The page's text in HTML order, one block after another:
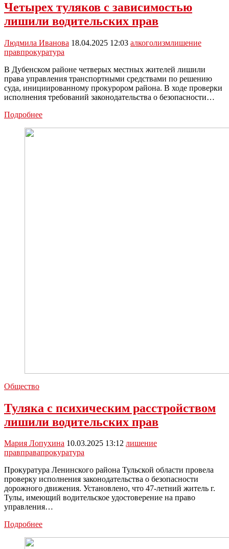
Четырех туляков с зависимостью
лишили водительских прав
Людмила Иванова 18.04.2025 12:03 алкоголизмлишение
правпрокуратура
В Дубенском районе четверых местных жителей лишили
права управления транспортными средствами по решению
суда, инициированному прокурором района. В ходе проверки
исполнения требований законодательства о безопасности…
ПодробнееЧетырех
Общество
Туляка с психическим расстройством
лишили водительских прав
Мария Лопухина 10.03.2025 13:12 лишение
правправапрокуратура
Прокуратура Ленинского района Тульской области провела
проверку исполнения законодательства о безопасности
дорожного движения. Установлено, что 47-летний житель г.
Тулы, имеющий водительское удостоверение на право
управления…
ПодробнееТуляка